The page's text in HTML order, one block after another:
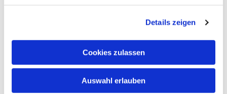
Details zeigen
Cookies zulassen
Auswahl erlauben